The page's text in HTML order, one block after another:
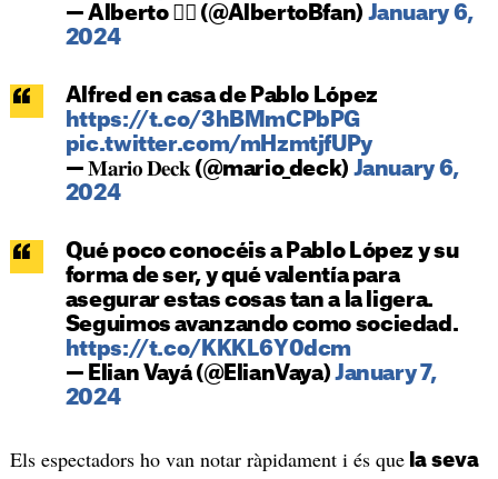
— Alberto ✌🏻 (@AlbertoBfan) January 6,
2024
Alfred en casa de Pablo López
https://t.co/3hBMmCPbPG
pic.twitter.com/mHzmtjfUPy
— 𝐌𝐚𝐫𝐢𝐨 𝐃𝐞𝐜𝐤 (@mario_deck) January 6,
2024
Qué poco conocéis a Pablo López y su
forma de ser, y qué valentía para
asegurar estas cosas tan a la ligera.
Seguimos avanzando como sociedad.
https://t.co/KKKL6Y0dcm
— Elian Vayá (@ElianVaya) January 7,
2024
Els espectadors ho van notar ràpidament i és quela seva